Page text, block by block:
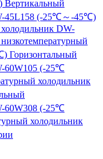
Вертикальный
45L158 (-25℃～-45℃)
DW-
Горизонтальный
60W105 (-25℃
холодильник
60W308 (-25℃
холодильник